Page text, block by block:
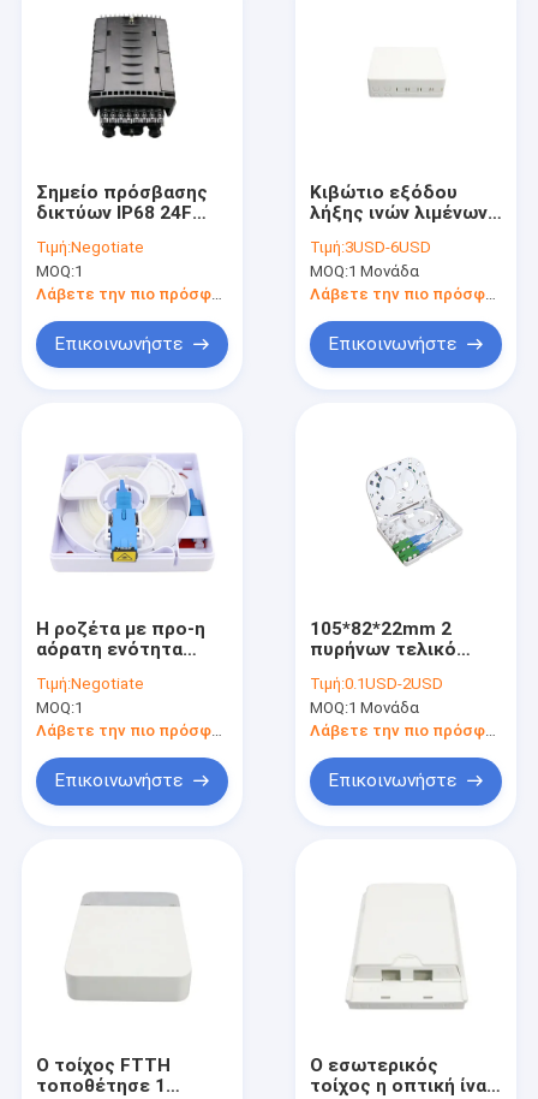
Προϊόντα
Περίπου εμείς
Γύρος εργοστασίων
Ζητήστε ένα απόσπασμα
Εξειδικευμένα Οπτικά Προϊόντα
Άλλα προϊόντα επικοινωνίας
Σημείο πρόσβασης
δικτύων IP68 24F
περάτωση διανομής
οπτικών ινών
πτώσης τελική
Τιμή:Negotiate
MOQ:1
Λάβετε την πιο πρόσφατη τιμή
Επικοινωνήστε
Κιβώτιο εξόδου
λήξης ινών λιμένων
Τιμή:3USD-6USD
MOQ:1 Μονάδα
Λάβετε την πιο πρόσφατη τιμή
Επικοινωνήστε
Η ροζέτα με προ-η
αόρατη ενότητα
πιάτων τοίχων
διεπαφών ινών
στροφίων καλωδίων
Τιμή:Negotiate
MOQ:1
Λάβετε την πιο πρόσφατη τιμή
Επικοινωνήστε
105*82*22mm 2
πυρήνων τελικό
ινών κιβωτίων λήξης
οπτικών ινών Yogel
εσωτερικό
Τιμή:0.1USD-2USD
MOQ:1 Μονάδα
Λάβετε την πιο πρόσφατη τιμή
Επικοινωνήστε
Ο τοίχος FTTH
τοποθέτησε 1
Ο εσωτερικός
τοίχος η οπτική ίνα 2